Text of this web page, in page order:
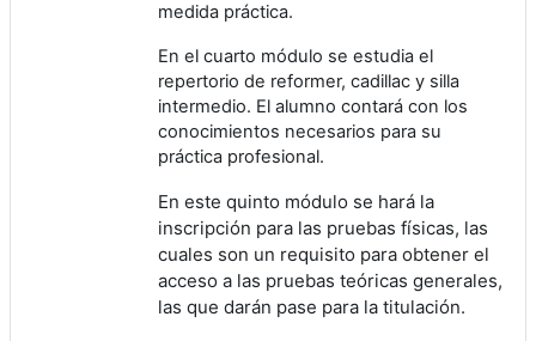
medida práctica.
En el cuarto módulo se estudia el
repertorio de reformer, cadillac y silla
intermedio. El alumno contará con los
conocimientos necesarios para su
práctica profesional.
En este quinto módulo se hará la
inscripción para las pruebas físicas, las
cuales son un requisito para obtener el
acceso a las pruebas teóricas generales,
las que darán pase para la titulación.